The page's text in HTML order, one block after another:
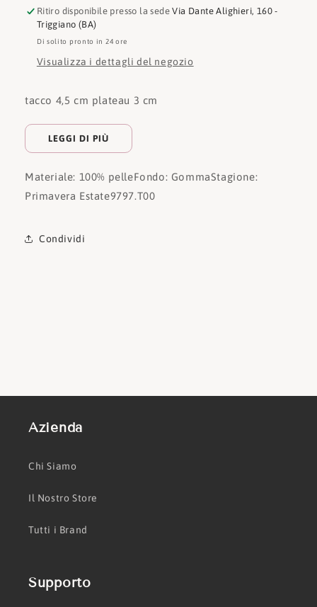
Ritiro disponibile presso la sedeVia Dante Alighieri, 160 -
Triggiano (BA)
Di solito pronto in 24 ore
Visualizza i dettagli del negozio
tacco 4,5 cm plateau 3 cm
LEGGI DI PIÙ
Materiale: 100% pelleFondo: GommaStagione:
Primavera Estate9797.T00
Condividi
Azienda
Chi Siamo
Il Nostro Store
Tutti i Brand
Supporto